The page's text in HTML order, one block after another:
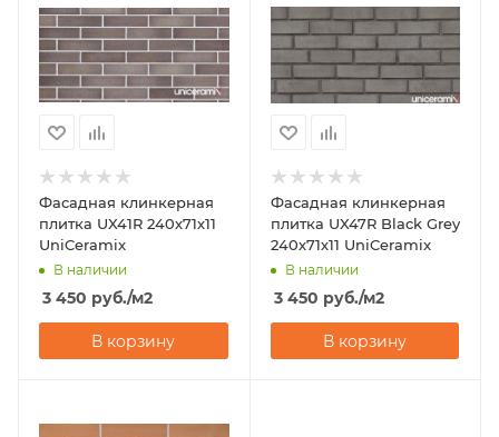
Фасадная клинкерная
плитка UX41R 240х71х11
UniCeramix
В наличии
3 450 руб./м2
В корзину
Фасадная клинкерная
плитка UX47R Black Grey
240х71х11 UniCeramix
В наличии
3 450 руб./м2
В корзину